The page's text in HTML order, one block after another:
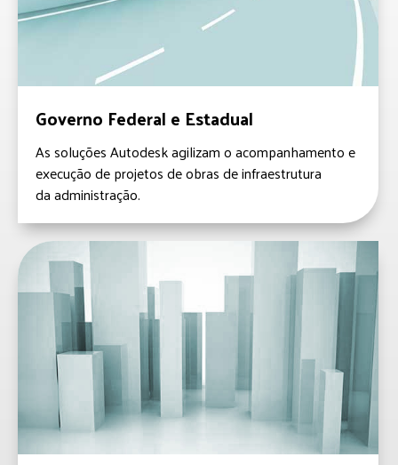
Governo Federal e Estadual
As soluções Autodesk agilizam o acompanhamento e
execução de projetos de obras de infraestrutura
da administração.